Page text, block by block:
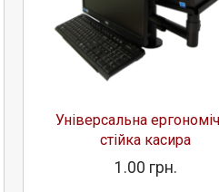
Універсальна
стійка касира
1.00 грн.